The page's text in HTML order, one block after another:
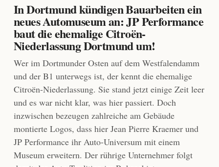
In Dortmund kündigen Bauarbeiten ein
neues Automuseum an: JP Performance
baut die ehemalige Citroën-
Niederlassung Dortmund um!
Wer im Dortmunder Osten auf dem Westfalendamm
und der B1 unterwegs ist, der kennt die ehemalige
Citroën-Niederlassung. Sie stand jetzt einige Zeit leer
und es war nicht klar, was hier passiert. Doch
inzwischen bezeugen zahlreiche am Gebäude
montierte Logos, dass hier Jean Pierre Kraemer und
JP Performance ihr Auto-Universum mit einem
Museum erweitern. Der rührige Unternehmer folgt